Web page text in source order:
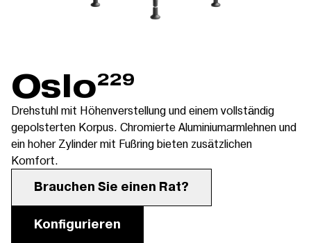
Oslo229
Drehstuhl mit Höhenverstellung und einem vollständig
gepolsterten Korpus. Chromierte Aluminiumarmlehnen und
ein hoher Zylinder mit Fußring bieten zusätzlichen
Komfort.
Brauchen Sie einen Rat?
Konfigurieren